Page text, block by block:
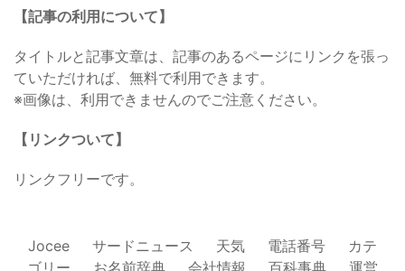
【記事の利用について】
タイトルと記事文章は、記事のあるページにリンクを張っ
ていただければ、無料で利用できます。
※画像は、利用できませんのでご注意ください。
【リンクついて】
リンクフリーです。
Jocee サードニュース 天気 電話番号
カテ
ゴリー
お名前辞典 会社情報 百科事典 運営